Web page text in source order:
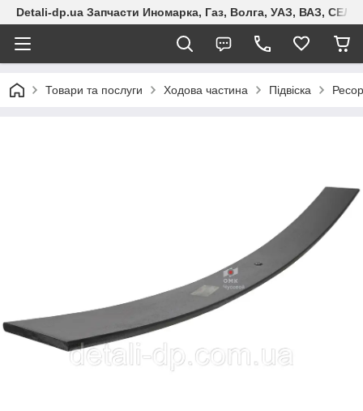
Detali-dp.ua Запчасти Иномарка, Газ, Волга, УАЗ, ВАЗ,
Товари та послуги Ходова частина Підвіска